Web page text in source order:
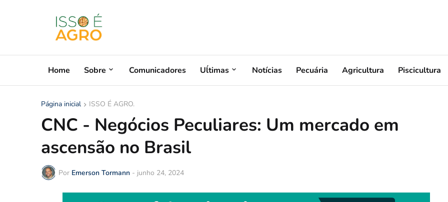
Home Sobre Comunicadores Uĺtimas Notícias Pecuária Agricultura Piscicultura
Página inicial ISSO É AGRO.
CNC - Negócios Peculiares: Um mercado em
ascensão no Brasil
Por Emerson Tormann - junho 24, 2024